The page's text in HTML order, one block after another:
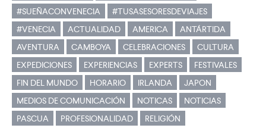
#SUEÑACONVENECIA
#TUSASESORESDEVIAJES
#VENECIA
ACTUALIDAD AMERICA
ANTÁRTIDA
AVENTURA
CAMBOYA CELEBRACIONES
CULTURA
EXPEDICIONES
EXPERIENCIAS EXPERTS
FESTIVALES
FIN DEL MUNDO
HORARIO IRLANDA
JAPON
MEDIOS DE COMUNICACIÓN
NOTICAS
NOTICIAS
PASCUA
PROFESIONALIDAD
RELIGIÓN